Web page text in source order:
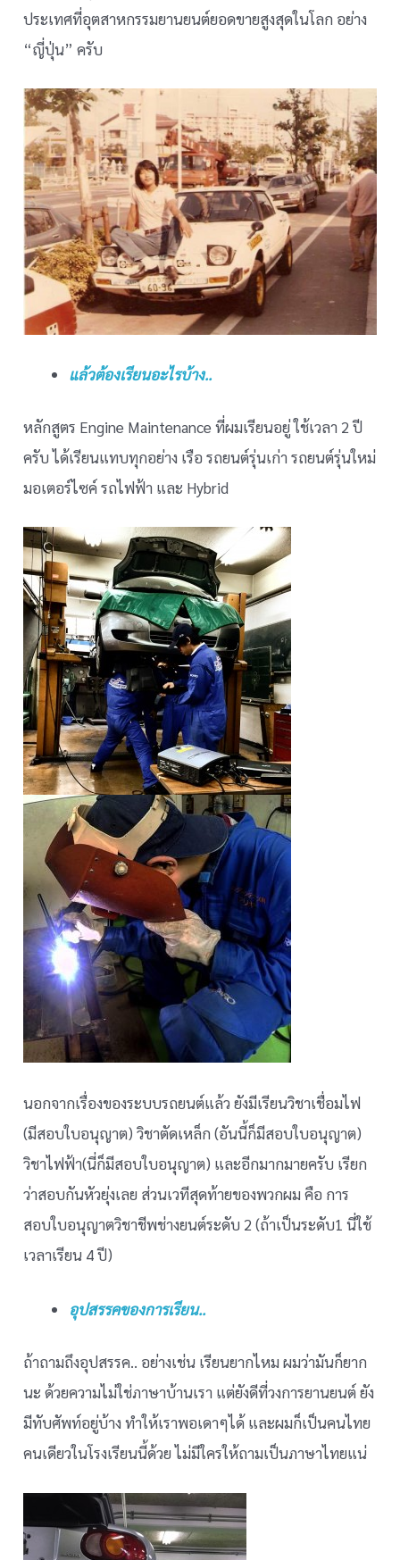
ประเทศที่อุตสาหกรรมยานยนต์ยอดขายสูงสุดในโลก อย่าง
“ญี่ปุ่น” ครับ
แล้วต้องเรียนอะไรบ้าง..
หลักสูตร Engine Maintenance ที่ผมเรียนอยู่ ใช้เวลา 2 ปี
ครับ ได้เรียนแทบทุกอย่าง เรือ รถยนต์รุ่นเก่า รถยนต์รุ่นใหม่
มอเตอร์ไซค์ รถไฟฟ้า และ Hybrid
นอกจากเรื่องของระบบรถยนต์แล้ว ยังมีเรียนวิชาเชื่อมไฟ
(มีสอบใบอนุญาต) วิชาตัดเหล็ก (อันนี้ก็มีสอบใบอนุญาต)
วิชาไฟฟ้า(นี่ก็มีสอบใบอนุญาต) และอีกมากมายครับ เรียก
ว่าสอบกันหัวยุ่งเลย ส่วนเวทีสุดท้ายของพวกผม คือ การ
สอบใบอนุญาตวิชาชีพช่างยนต์ระดับ 2 (ถ้าเป็นระดับ1 นี่ใช้
เวลาเรียน 4 ปี)
อุปสรรคของการเรียน..
ถ้าถามถึงอุปสรรค.. อย่างเช่น เรียนยากไหม ผมว่ามันก็ยาก
นะ ด้วยความไม่ใช่ภาษาบ้านเรา แต่ยังดีที่วงการยานยนต์ ยัง
มีทับศัพท์อยู่บ้าง ทำให้เราพอเดาๆได้ และผมก็เป็นคนไทย
คนเดียวในโรงเรียนนี้ด้วย ไม่มีใครให้ถามเป็นภาษาไทยแน่